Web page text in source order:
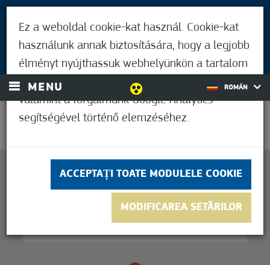
AUTENTIFICARE
MENU ROMÁN
Do you own this website? OK
Ez a weboldal cookie-kat használ. Cookie-kat
használunk annak biztosítására, hogy a legjobb
élményt nyújthassuk webhelyünkön a tartalom
és a hirdetések személyre szabásához,
valamint a forgalmunk Google Analytics
segítségével történő elemzéséhez.
ACCEPTAȚI TOATE MODULELE COOKIE
MODIFICAREA SETĂRILOR